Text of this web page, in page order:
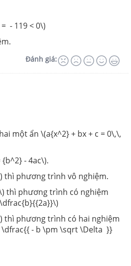
- 119 < 0\)
Đánh giá:
một ẩn \(a{x^2} + bx + c = 0\,\,
- 4ac\).
thì phương trình vô nghiệm.
thì phương trình có nghiệm
thì phương trình có hai nghiệm
\dfrac{{ - b \pm \sqrt \Delta }}